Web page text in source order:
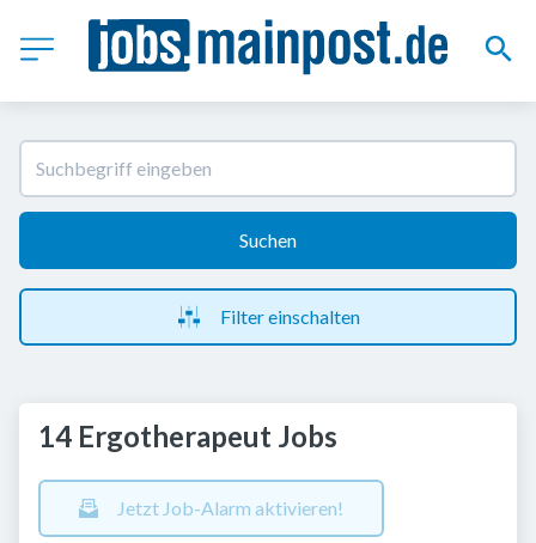
Suchen
Filter einschalten
14 Ergotherapeut Jobs
Jetzt Job-Alarm aktivieren!